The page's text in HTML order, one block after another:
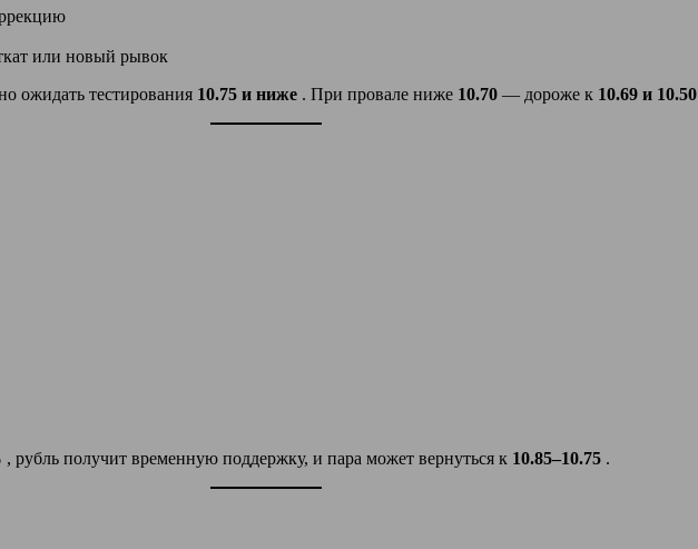
или новый рывок
ожидать тестирования 10.75 и ниже . При провале ниже 10.70 — дороже к 10.69 и 10.50
, рубль получит временную поддержку, и пара может вернуться к 10.85–10.75 .